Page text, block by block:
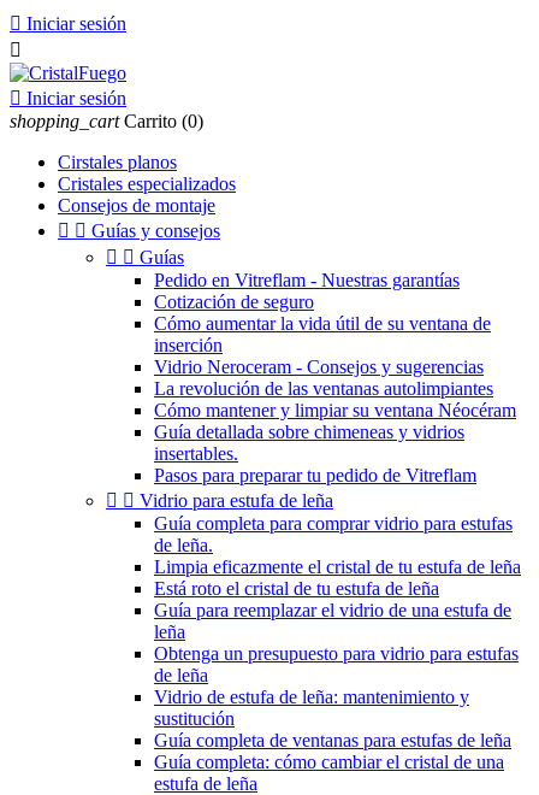
 Iniciar sesión

 Iniciar sesión
shopping_cart Carrito (0)
Cirstales planos
Cristales especializados
Consejos de montaje
  Guías y consejos
  Guías
Pedido en Vitreflam - Nuestras garantías
Cotización de seguro
Cómo aumentar la vida útil de su ventana de
inserción
Vidrio Neroceram - Consejos y sugerencias
La revolución de las ventanas autolimpiantes
Cómo mantener y limpiar su ventana Néocéram
Guía detallada sobre chimeneas y vidrios
insertables.
Pasos para preparar tu pedido de Vitreflam
  Vidrio para estufa de leña
Guía completa para comprar vidrio para estufas
de leña.
Limpia eficazmente el cristal de tu estufa de leña
Está roto el cristal de tu estufa de leña
Guía para reemplazar el vidrio de una estufa de
leña
Obtenga un presupuesto para vidrio para estufas
de leña
Vidrio de estufa de leña: mantenimiento y
sustitución
Guía completa de ventanas para estufas de leña
Guía completa: cómo cambiar el cristal de una
estufa de leña